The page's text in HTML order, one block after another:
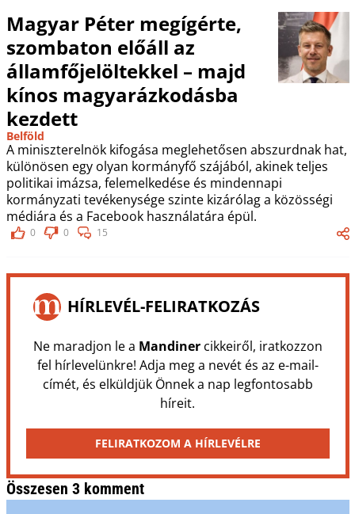
Magyar Péter megígérte,
szombaton előáll az
államfőjelöltekkel – majd
kínos magyarázkodásba
kezdett
Belföld
A miniszterelnök kifogása meglehetősen abszurdnak hat,
különösen egy olyan kormányfő szájából, akinek teljes
politikai imázsa, felemelkedése és mindennapi
kormányzati tevékenysége szinte kizárólag a közösségi
médiára és a Facebook használatára épül.
0 0 15
HÍRLEVÉL-FELIRATKOZÁS
Ne maradjon le a Mandinercikkeiről, iratkozzon
fel hírlevelünkre! Adja meg a nevét és az e-mail-
címét, és elküldjük Önnek a nap legfontosabb
híreit.
FELIRATKOZOM A HÍRLEVÉLRE
Összesen 3 komment